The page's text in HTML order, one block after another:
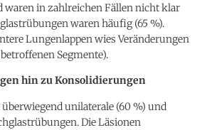
waren in zahlreichen Fällen nicht klar
waren häufig (65 %).
Lungenlappen wies Veränderungen
Segmente).
hin zu Konsolidierungen
überwiegend unilaterale (60 %) und
Die Läsionen